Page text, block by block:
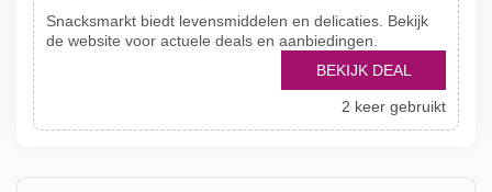
Snacksmarkt biedt levensmiddelen en delicaties. Bekijk
de website voor actuele deals en aanbiedingen.
BEKIJK DEAL
2 keer gebruikt